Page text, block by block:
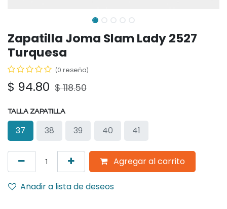
Zapatilla Joma Slam Lady 2527
Turquesa
(0 reseña)
$ 94.80 $118.50
TALLA ZAPATILLA
37 38 39 40 41
Agregar al carrito
Añadir a lista de deseos